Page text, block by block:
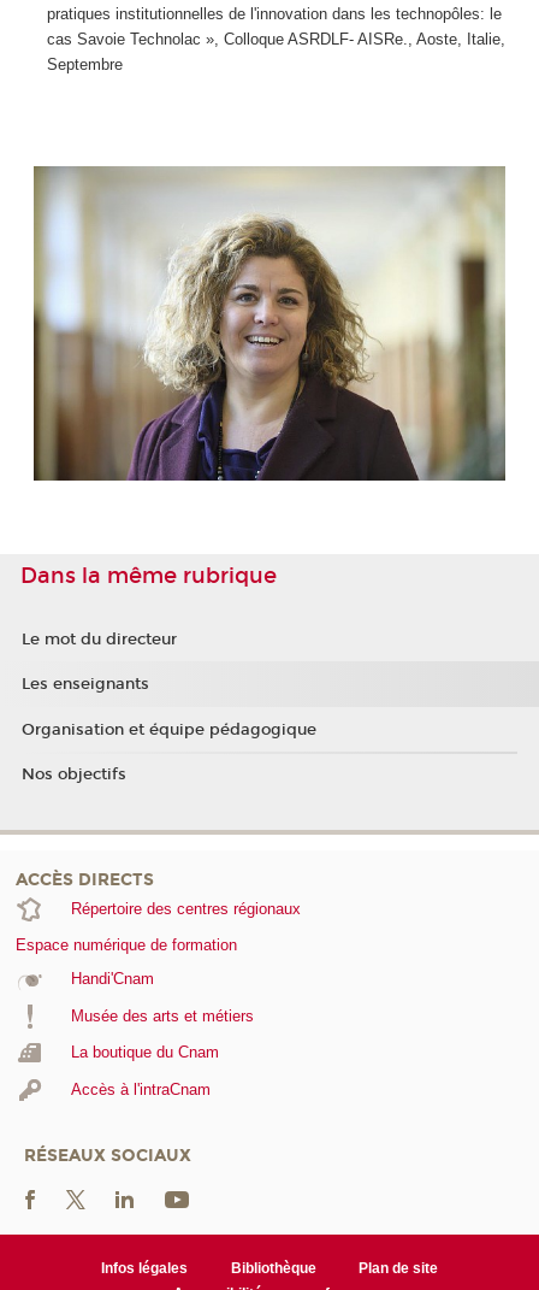
pratiques institutionnelles de l'innovation dans les technopôles: le
cas Savoie Technolac », Colloque ASRDLF- AISRe., Aoste, Italie,
Septembre
Dans la même rubrique
Le mot du directeur
Les enseignants
Organisation et équipe pédagogique
Nos objectifs
ACCÈS DIRECTS
Répertoire des centres régionaux
Espace numérique de formation
Handi'Cnam
Musée des arts et métiers
La boutique du Cnam
Accès à l'intraCnam
RÉSEAUX SOCIAUX
Infos légales Bibliothèque
Plan de site